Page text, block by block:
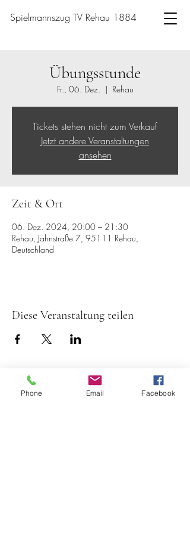
Spielmannszug TV Rehau 1884
Übungsstunde
Fr., 06. Dez.
  |
Rehau
Tickets stehen nicht zum Verkauf
Jetzt andere Veranstaltungen
ansehen
Zeit & Ort
06. Dez. 2024, 20:00 – 21:30
Rehau, Jahnstraße 7, 95111 Rehau,
Deutschland
Diese Veranstaltung teilen
Phone Email Facebook